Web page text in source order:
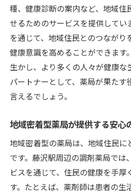
顔なじみの薬剤師と藤沢駅
築く
信頼関係を築くための
患者との長期的な関係
顔なじみの薬剤師がも
地域密着型サービスの
患者の声を反映した薬
藤沢駅周辺で地域に根ざし
信頼できる調剤薬局の
地域密着型薬局選びの
薬局選びにおける地域
種、健康診断の案内など、地域住
せるためのサービスを提供してい
を通じて、地域住民とのつながり
健康意識を高めることができます
生かし、より多くの人々が健康な
パートナーとして、薬局が果たす
言えるでしょう。
地域密着型薬局が提供する安心
地域密着型の薬局は、地域住民に
です。藤沢駅周辺の調剤薬局では
ビスを通じて、住民の健康を手厚
す。たとえば、薬剤師は患者の生